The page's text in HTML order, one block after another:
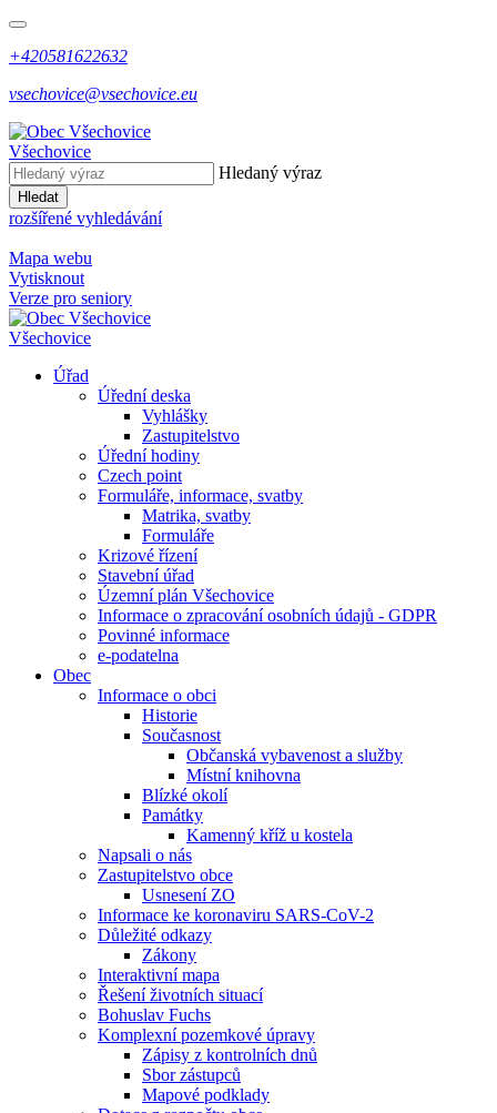
+420581622632
vsechovice@vsechovice.eu
Všechovice
Hledaný výraz
Hledat
rozšířené vyhledávání
Mapa webu
Vytisknout
Verze pro seniory
Všechovice
Úřad
Úřední deska
Vyhlášky
Zastupitelstvo
Úřední hodiny
Czech point
Formuláře, informace, svatby
Matrika, svatby
Formuláře
Krizové řízení
Stavební úřad
Územní plán Všechovice
Informace o zpracování osobních údajů - GDPR
Povinné informace
e-podatelna
Obec
Informace o obci
Historie
Současnost
Občanská vybavenost a služby
Místní knihovna
Blízké okolí
Památky
Kamenný kříž u kostela
Napsali o nás
Zastupitelstvo obce
Usnesení ZO
Informace ke koronaviru SARS-CoV-2
Důležité odkazy
Zákony
Interaktivní mapa
Řešení životních situací
Bohuslav Fuchs
Komplexní pozemkové úpravy
Zápisy z kontrolních dnů
Sbor zástupců
Mapové podklady